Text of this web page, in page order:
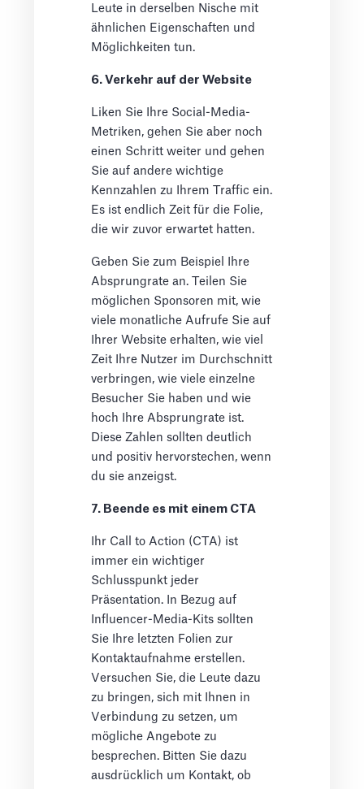
Leute in derselben Nische mit
ähnlichen Eigenschaften und
Möglichkeiten tun.
6. Verkehr auf der Website
Liken Sie Ihre Social-Media-
Metriken, gehen Sie aber noch
einen Schritt weiter und gehen
Sie auf andere wichtige
Kennzahlen zu Ihrem Traffic ein.
Es ist endlich Zeit für die Folie,
die wir zuvor erwartet hatten.
Geben Sie zum Beispiel Ihre
Absprungrate an. Teilen Sie
möglichen Sponsoren mit, wie
viele monatliche Aufrufe Sie auf
Ihrer Website erhalten, wie viel
Zeit Ihre Nutzer im Durchschnitt
verbringen, wie viele einzelne
Besucher Sie haben und wie
hoch Ihre Absprungrate ist.
Diese Zahlen sollten deutlich
und positiv hervorstechen, wenn
du sie anzeigst.
7. Beende es mit einem CTA
Ihr Call to Action (CTA) ist
immer ein wichtiger
Schlusspunkt jeder
Präsentation. In Bezug auf
Influencer-Media-Kits sollten
Sie Ihre letzten Folien zur
Kontaktaufnahme erstellen.
Versuchen Sie, die Leute dazu
zu bringen, sich mit Ihnen in
Verbindung zu setzen, um
mögliche Angebote zu
besprechen. Bitten Sie dazu
ausdrücklich um Kontakt, ob